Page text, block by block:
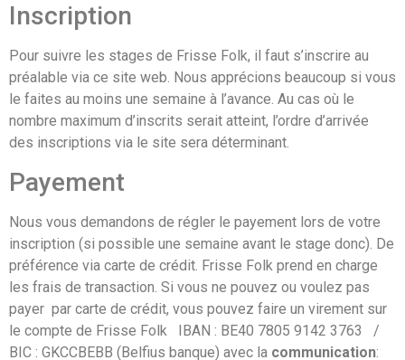
Inscription
Pour suivre les stages de Frisse Folk, il faut s’inscrire au
préalable via ce site web. Nous apprécions beaucoup si vous
le faites au moins une semaine à l’avance. Au cas où le
nombre maximum d’inscrits serait atteint, l’ordre d’arrivée
des inscriptions via le site sera déterminant.
Payement
Nous vous demandons de régler le payement lors de votre
inscription (si possible une semaine avant le stage donc). De
préférence via carte de crédit. Frisse Folk prend en charge
les frais de transaction. Si vous ne pouvez ou voulez pas
payer par carte de crédit, vous pouvez faire un virement sur
le compte de Frisse Folk IBAN : BE40 7805 9142 3763 /
BIC : GKCCBEBB (Belfius banque) avec la communication: